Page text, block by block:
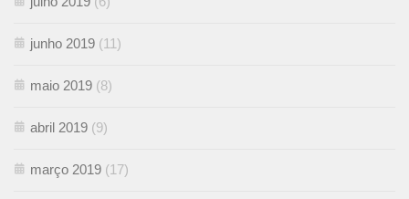
junho 2019 (11)
maio 2019 (8)
abril 2019 (9)
março 2019 (17)